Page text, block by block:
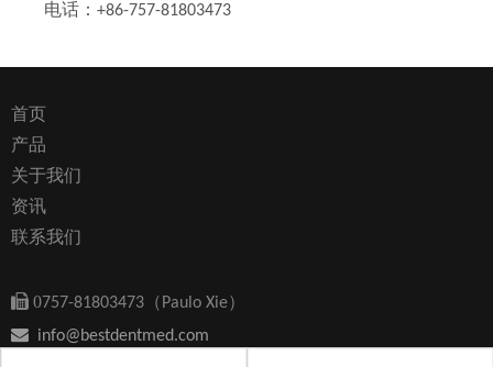
电话：+86-757-81803473
首页
产品
关于我们
资讯
联系我们
 0757-81803473（Paulo Xie）
 info@bestdentmed.com